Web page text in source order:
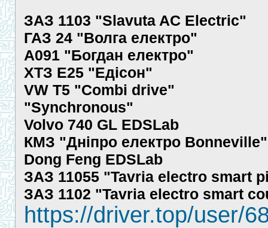
ЗАЗ 1103 "Slavuta AC Electric"
ГАЗ 24 "Волга електро"
А091 "Богдан електро"
ХТЗ Е25 "Едісон"
VW T5 "Combi drive"
"Synchronous"
Volvo 740 GL EDSLab
КМЗ "Дніпро електро Bonneville"
Dong Feng EDSLab
ЗАЗ 11055 "Tavria electro smart
ЗАЗ 1102 "Tavria electro smart
https://driver.top/user/